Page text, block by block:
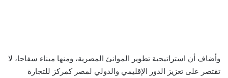
وأضاف أن استراتيجية تطوير الموانئ المصرية، ومنها ميناء سفاجا، لا
تقتصر على تعزيز الدور الإقليمي والدولي لمصر كمركز للتجارة